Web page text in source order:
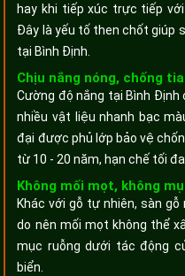
hay khi tiếp xúc trực tiếp
Đây là yếu tố then chốt giúp
tại Bình Định.
Chịu nắng nóng, chống tia
Cường độ nắng tại Bình Định
nhiều vật liệu nhanh bạc
đại được phủ lớp bảo vệ
từ 10 - 20 năm, hạn chế tối
Không mối mọt, không
Khác với gỗ tự nhiên, sàn
do nên mối mọt không thể
mục ruỗng dưới tác động
biển.